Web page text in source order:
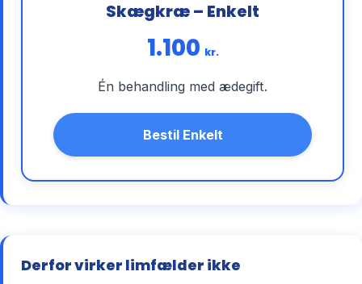
Skægkræ – Enkelt
1.100 kr.
Én behandling med ædegift.
Bestil Enkelt
Derfor virker limfælder ikke